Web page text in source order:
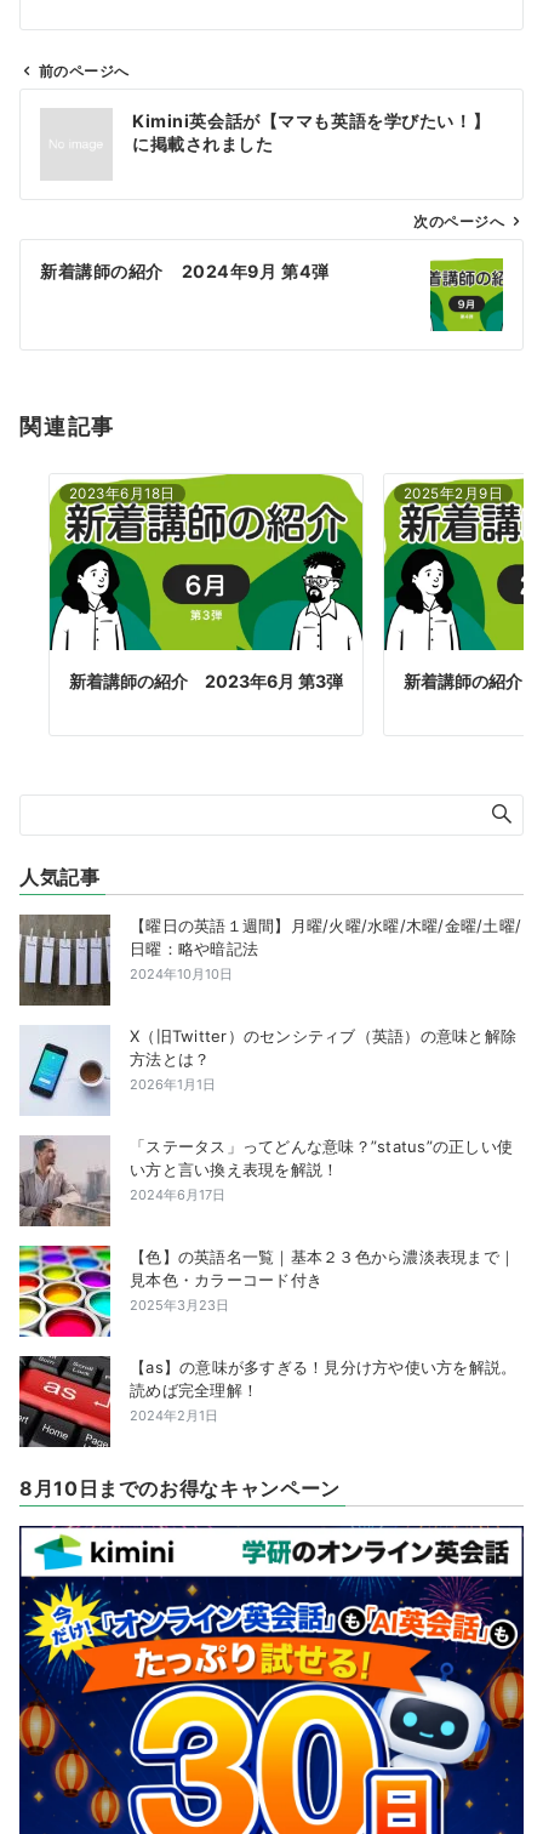
ビ
ン
前のページへ
Kimini英会話が【ママも英語を学びたい！】
に掲載されました
次のページへ
新着講師の紹介 2024年9月 第4弾
関連記事
2023年6月18日
新着講師の紹介 2023年6月 第3弾
2025年2月9日
新着講師の紹介
人気記事
【曜日の英語１週間】月曜/火曜/水曜/木曜/金曜/土曜/
日曜：略や暗記法
2024年10月10日
X（旧Twitter）のセンシティブ（英語）の意味と解除
方法とは？
2026年1月1日
「ステータス」ってどんな意味？”status”の正しい使
い方と言い換え表現を解説！
2024年6月17日
【色】の英語名一覧｜基本２３色から濃淡表現まで｜
見本色・カラーコード付き
2025年3月23日
【as】の意味が多すぎる！見分け方や使い方を解説。
読めば完全理解！
2024年2月1日
8月10日までのお得なキャンペーン